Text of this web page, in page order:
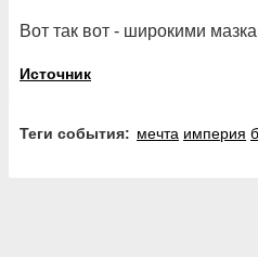
Вот так вот - широкими
Источник
Теги события: мечта империя